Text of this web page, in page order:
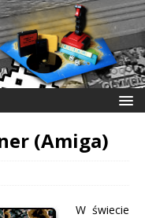
(Amiga)
W świecie